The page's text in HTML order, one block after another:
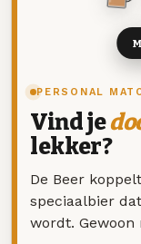
PERSONAL
Vind je
lekker?
De Beer
speciaalbier
wordt. Gewoon